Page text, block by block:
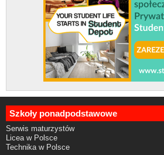
Szkoły ponadpodstawowe
Serwis maturzystów
Licea w Polsce
Technika w Polsce